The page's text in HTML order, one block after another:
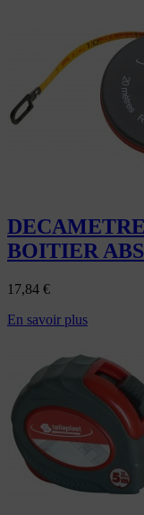
BOITIER ABS
17,84 €
En savoir plus